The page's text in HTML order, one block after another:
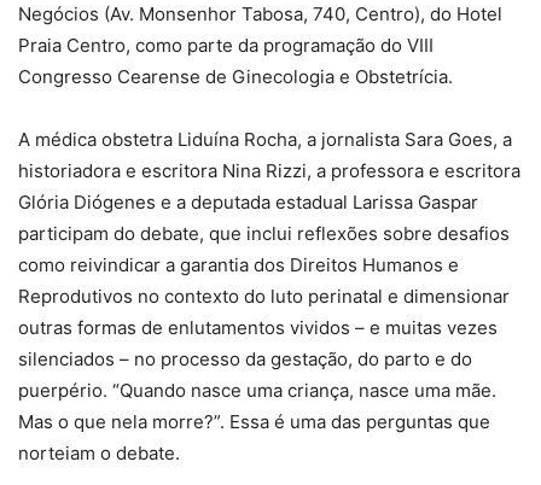
Negócios (Av. Monsenhor Tabosa, 740, Centro), do Hotel
Praia Centro, como parte da programação do VIII
Congresso Cearense de Ginecologia e Obstetrícia.
A médica obstetra Liduína Rocha, a jornalista Sara Goes, a
historiadora e escritora Nina Rizzi, a professora e escritora
Glória Diógenes e a deputada estadual Larissa Gaspar
participam do debate, que inclui reflexões sobre desafios
como reivindicar a garantia dos Direitos Humanos e
Reprodutivos no contexto do luto perinatal e dimensionar
outras formas de enlutamentos vividos – e muitas vezes
silenciados – no processo da gestação, do parto e do
puerpério. “Quando nasce uma criança, nasce uma mãe.
Mas o que nela morre?”. Essa é uma das perguntas que
norteiam o debate.